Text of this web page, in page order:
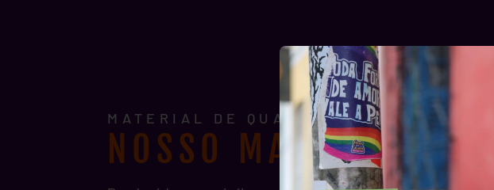
MATERIAL DE QUALIDADE!
NOSSO MATERIAL